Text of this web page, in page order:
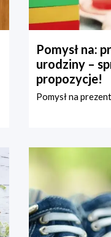
Pomysł na:
urodziny –
propozycje!
Pomysł na